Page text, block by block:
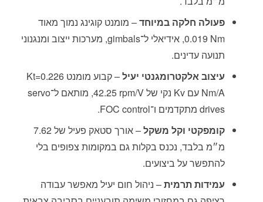
פעולה חלקה במיוחד– מומנט קוגינג נמוך מאוד
‎0.019 Nm‎, אידיאלי ל־gimbals, מערכות ייצוב ומנגנוני
תנועה עדינים.
עיצוב אלקטרומגנטי יעיל
– קבוע מומנט ‎Kt=0.226
Nm/A‎ עם Kv נקי של ‎42.25 rpm/V‎, מותאם ל־servo
drives מתקדמים ו־FOC control.
קומפקטי וקל משקל
– אורך סטאק פעיל של ‎7.62
מ״מ‎ בלבד, נכנס בקלות גם במקומות צפופים בלי
להתפשר על ביצועים.
עמידות תרמית– ניהול חום יעיל מאפשר עבודה